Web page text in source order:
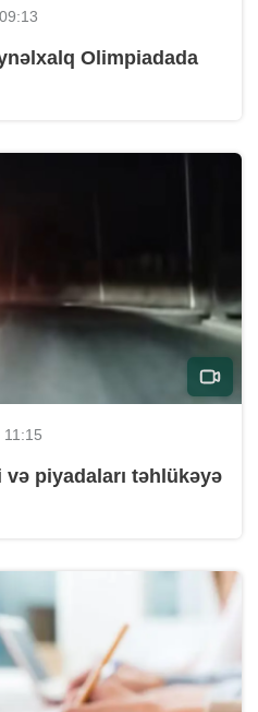
Olimpiadada
piyadaları təhlükəyə